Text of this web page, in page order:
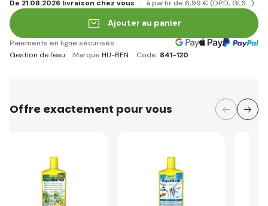
De 21.08.2026 livraison chez vous
à partir de 6,99 € (DPD, GLS...)
Ajouter au panier
Paiements en ligne sécurisés
Gestion de l'eau
Marque HU-BEN Code: 841-120
Offre exactement pour vous